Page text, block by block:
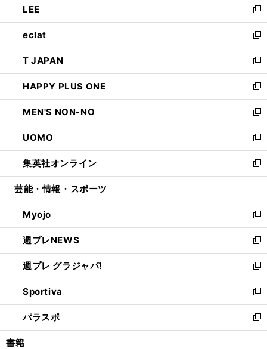
く
で
開
く
ド
ウ
で
開
く
ィ
ン
ド
ウ
で
開
く
い
ウ
ィ
ン
ド
ウ
で
開
く
LEE
新
し
い
ウ
ィ
ン
ド
ウ
で
開
く
eclat
新
し
い
ウ
ィ
ン
ド
ウ
で
開
く
T JAPAN
新
し
い
ウ
ィ
ン
ド
ウ
で
開
HAPPY PLUS ONE
新
し
い
ウ
ィ
ン
ド
ウ
開
く
MEN'S NON-NO
新
し
い
ウ
ィ
ン
ウ
で
開
く
UOMO
新
し
い
ウ
ン
ド
ウ
で
開
く
集英社オンライン
新
し
ウ
ィ
ン
ド
ウ
で
開
く
芸能・情報・スポーツ
Myojo
新
し
い
ウ
ィ
ン
ド
ウ
で
開
週プレNEWS
新
し
い
ウ
ィ
ン
ド
ウ
週プレ グラジャパ!
新
し
い
ウ
ィ
ン
Sportiva
新
し
い
ウ
パラスポ
新
し
書籍